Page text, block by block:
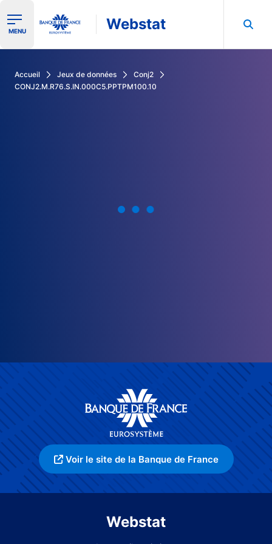
Ouvrir le menu de navigation
MENU Webstat
Accueil Jeux de données
Conj2
CONJ2.M.R76.S.IN.000C5.PPTPM100.10
Voir le site de la Banque de France
Webstat